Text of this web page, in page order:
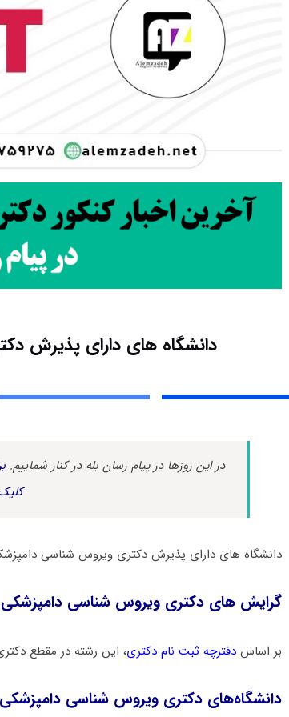
دانشگاه های دارای پذیرش
در این روزها در پیام رسان بله در کنار شماییم.
دانشگاه های دارای پذیرش دکتری وﻳﺮوس ﺷﻨﺎسی
گرایش های دکتری وﻳﺮوس ﺷﻨﺎسی دامپزشکی
بر اساس دفترچه ثبت نام دکتری، این رشته در مقطع
دانشگاه‌های دکتری وﻳﺮوس ﺷﻨﺎسی دامپزشکی